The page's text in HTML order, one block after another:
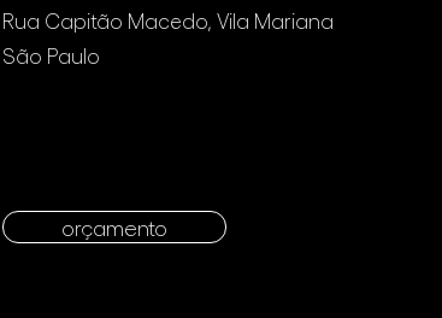
Rua Capitão Macedo, Vila Mariana
São Paulo
orçamento